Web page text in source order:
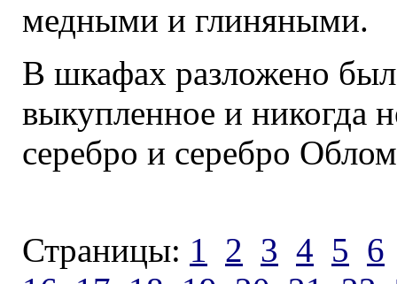
медными и глиняными.
В шкафах разложено
выкупленное и никогда
серебро и серебро
Страницы: 1 2 3 4 5 6